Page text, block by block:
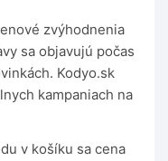
zvýhodnenia
sa objavujú počas
Kodyo.sk
kampaniach na
v košíku sa cena